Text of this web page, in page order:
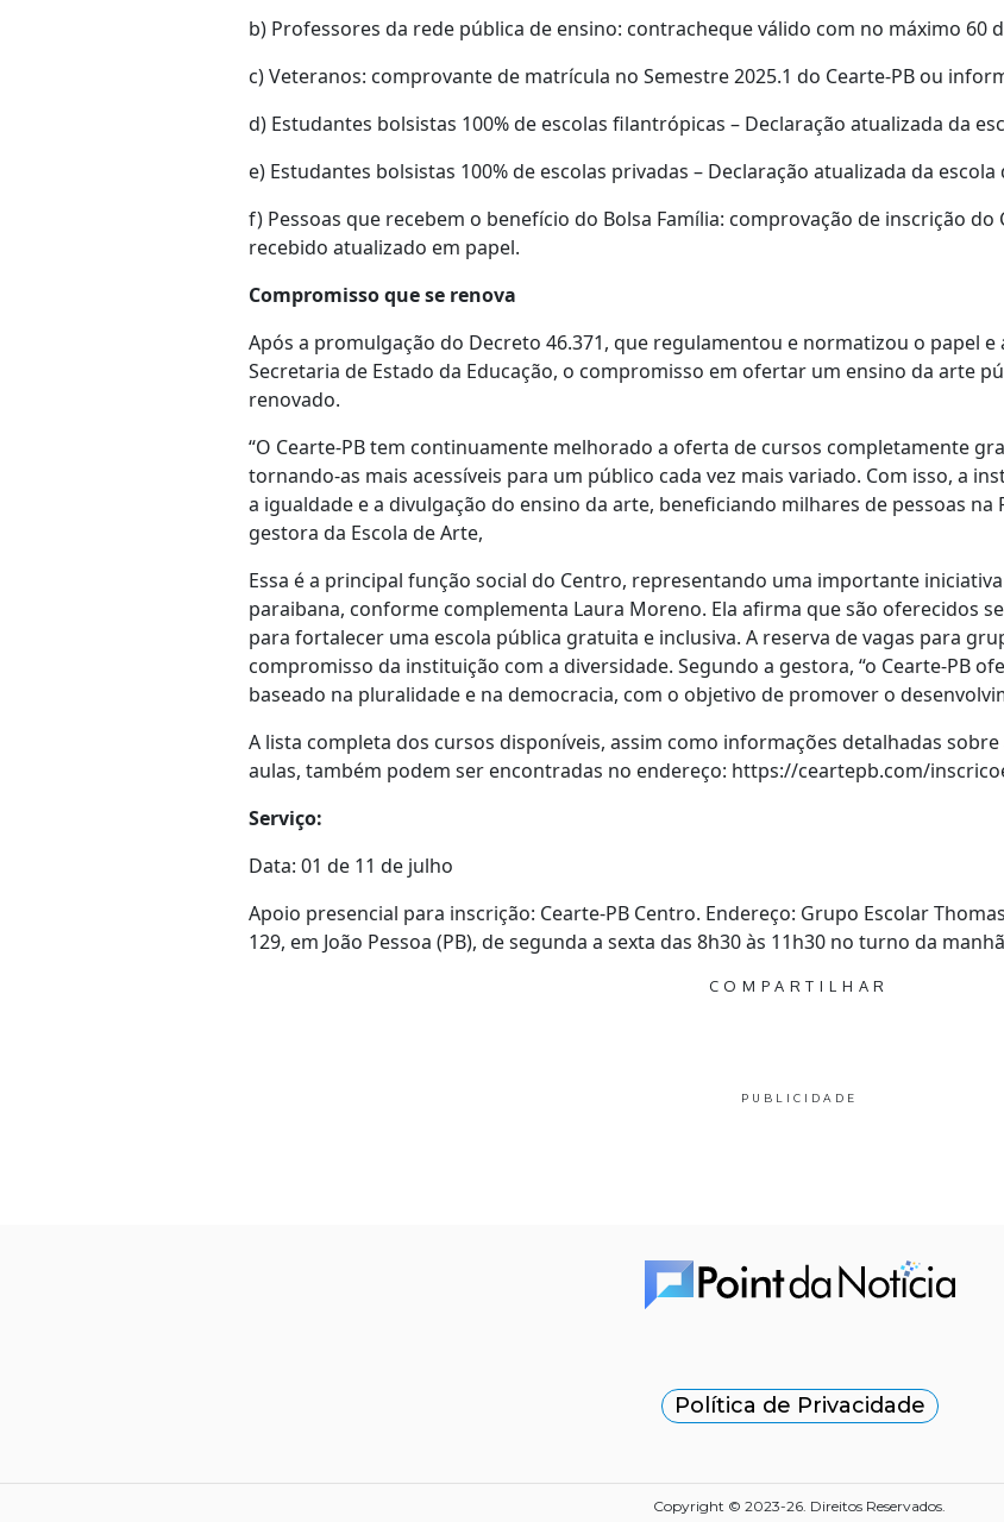
b) Professores da rede pública de ensino: contracheque válido com no máximo 60
c) Veteranos: comprovante de matrícula no Semestre 2025.1 do Cearte-PB ou
d) Estudantes bolsistas 100% de escolas filantrópicas – Declaração atualizada da
e) Estudantes bolsistas 100% de escolas privadas – Declaração atualizada da
f) Pessoas que recebem o benefício do Bolsa Família: comprovação de inscrição
recebido atualizado em papel.
Compromisso que se renova
Após a promulgação do Decreto 46.371, que regulamentou e normatizou o papel e
Secretaria de Estado da Educação, o compromisso em ofertar um ensino da arte
renovado.
“O Cearte-PB tem continuamente melhorado a oferta de cursos completamente
tornando-as mais acessíveis para um público cada vez mais variado. Com isso, a
a igualdade e a divulgação do ensino da arte, beneficiando milhares de pessoas na
gestora da Escola de Arte,
Essa é a principal função social do Centro, representando uma importante
paraibana, conforme complementa Laura Moreno. Ela afirma que são oferecidos
para fortalecer uma escola pública gratuita e inclusiva. A reserva de vagas para
compromisso da instituição com a diversidade. Segundo a gestora, “o Cearte-PB
baseado na pluralidade e na democracia, com o objetivo de promover o
A lista completa dos cursos disponíveis, assim como informações detalhadas
aulas, também podem ser encontradas no endereço: https://ceartepb.com/
Serviço:
Data: 01 de 11 de julho
Apoio presencial para inscrição: Cearte-PB Centro. Endereço: Grupo Escolar
129, em João Pessoa (PB), de segunda a sexta das 8h30 às 11h30 no turno da
COMPARTILHAR
PUBLICIDADE
Política de Privacidade
Copyright © 2023-26. Direitos Reservados.